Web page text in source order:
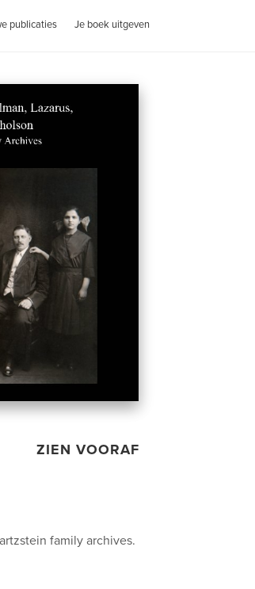
publicaties Je boek uitgeven
ZIEN VOORAF
family archives.